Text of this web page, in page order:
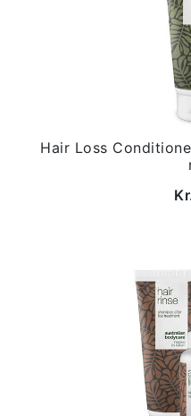
Hair Loss